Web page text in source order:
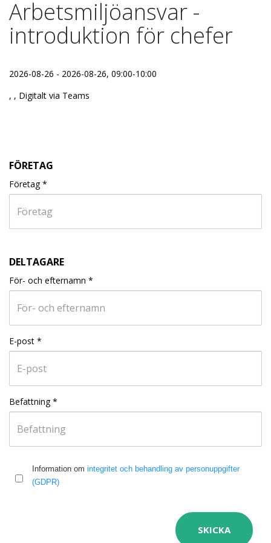
Arbetsmiljöansvar -
introduktion för chefer
2026-08-26 - 2026-08-26, 09:00-10:00
, , Digitalt via Teams
FÖRETAG
Företag*
DELTAGARE
För- och efternamn *
E-post *
Befattning*
Information om integritet och behandling av personuppgifter
(GDPR)
SKICKA